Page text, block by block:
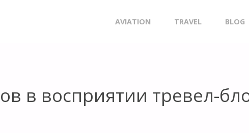
AVIATION TRAVEL BLOG
в восприятии тревел-